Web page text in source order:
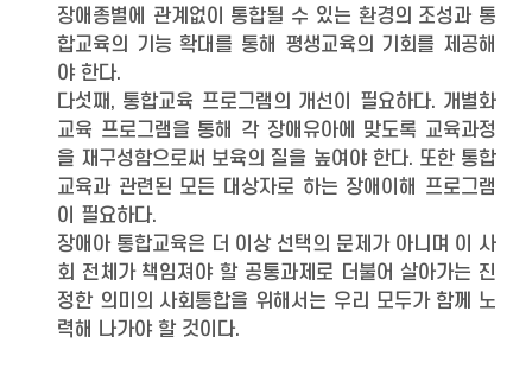
장애종별에 관계없이 통합될 수 있는 환경의 조성과 통
합교육의 기능 확대를 통해 평생교육의 기회를 제공해
야 한다.
다섯째, 통합교육 프로그램의 개선이 필요하다. 개별화
교육 프로그램을 통해 각 장애유아에 맞도록 교육과정
을 재구성함으로써 보육의 질을 높여야 한다. 또한 통합
교육과 관련된 모든 대상자로 하는 장애이해 프로그램
이 필요하다.
장애아 통합교육은 더 이상 선택의 문제가 아니며 이 사
회 전체가 책임져야 할 공통과제로 더불어 살아가는 진
정한 의미의 사회통합을 위해서는 우리 모두가 함께 노
력해 나가야 할 것이다.